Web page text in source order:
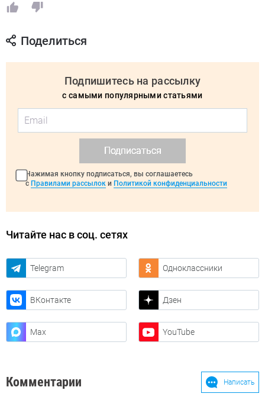
Поделиться
Подпишитесь на рассылку
с самыми популярными статьями
Подписаться
Нажимая кнопку подписаться, вы соглашаетесь
с Правилами рассылок и Политикой конфиденциальности
Читайте нас в соц. сетях
Telegram Одноклассники
ВКонтакте Дзен
Max YouTube
Комментарии Написать